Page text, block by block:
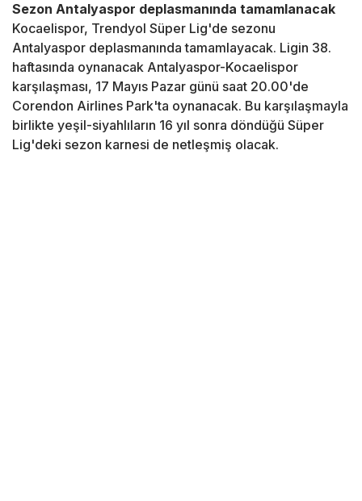
Sezon Antalyaspor deplasmanında tamamlanacak
Kocaelispor, Trendyol Süper Lig'de sezonu
Antalyaspor deplasmanında tamamlayacak. Ligin 38.
haftasında oynanacak Antalyaspor-Kocaelispor
karşılaşması, 17 Mayıs Pazar günü saat 20.00'de
Corendon Airlines Park'ta oynanacak. Bu karşılaşmayla
birlikte yeşil-siyahlıların 16 yıl sonra döndüğü Süper
Lig'deki sezon karnesi de netleşmiş olacak.